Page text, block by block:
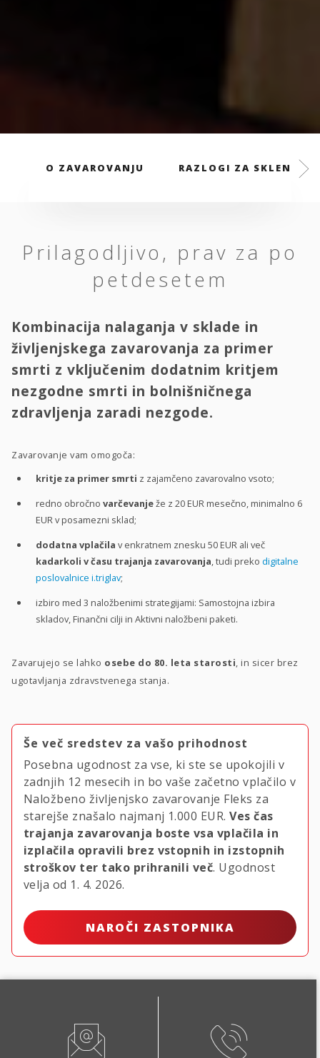
O ZAVAROVANJU RAZLOGI ZA SKLENITEV
Prilagodljivo, prav za po
petdesetem
Kombinacija nalaganja v sklade in
življenjskega zavarovanja za primer
smrti z vključenim dodatnim kritjem
nezgodne smrti in bolnišničnega
zdravljenja zaradi nezgode.
Zavarovanje vam omogoča:
kritje za primer smrti z zajamčeno zavarovalno vsoto;
redno obročno varčevanježe z 20 EUR mesečno, minimalno 6
EUR v posamezni sklad;
dodatna vplačila v enkratnem znesku 50 EUR ali več
kadarkoli v času trajanja zavarovanja , tudi preko digitalne
poslovalnice i.triglav;
izbiro med 3 naložbenimi strategijami: Samostojna izbira
skladov, Finančni cilji in Aktivni naložbeni paketi.
Zavarujejo se lahko osebe do 80. leta starosti , in sicer brez
ugotavljanja zdravstvenega stanja.
Še več sredstev za vašo prihodnost
Posebna ugodnost za vse, ki ste se upokojili v
zadnjih 12 mesecih in bo vaše začetno vplačilo v
Naložbeno življenjsko zavarovanje Fleks za
starejše znašalo najmanj 1.000 EUR. Ves čas
trajanja zavarovanja boste vsa vplačila in
izplačila opravili brez vstopnih in izstopnih
stroškov ter tako prihranili več. Ugodnost
velja od 1. 4. 2026.
NAROČI ZASTOPNIKA